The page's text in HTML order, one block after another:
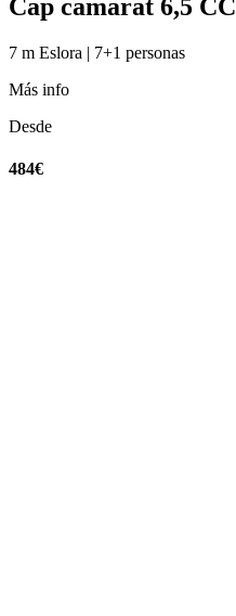
Cap camarat 6,5 CC
7 m Eslora | 7+1 personas
Más info
Desde
484€